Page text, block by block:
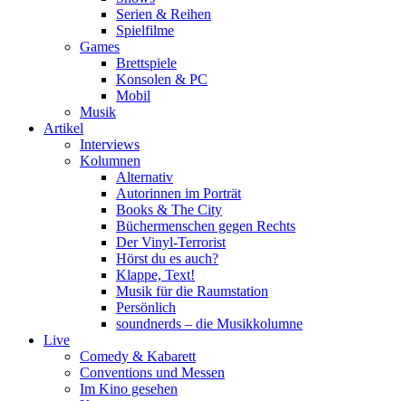
Serien & Reihen
Spielfilme
Games
Brettspiele
Konsolen & PC
Mobil
Musik
Artikel
Interviews
Kolumnen
Alternativ
Autorinnen im Porträt
Books & The City
Büchermenschen gegen Rechts
Der Vinyl-Terrorist
Hörst du es auch?
Klappe, Text!
Musik für die Raumstation
Persönlich
soundnerds – die Musikkolumne
Live
Comedy & Kabarett
Conventions und Messen
Im Kino gesehen